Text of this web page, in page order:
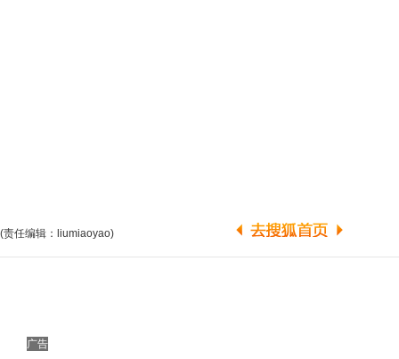
(责任编辑：liumiaoyao)
广告